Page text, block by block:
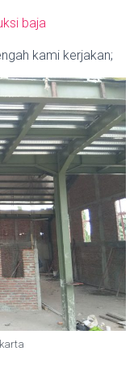
baja
kami kerjakan;